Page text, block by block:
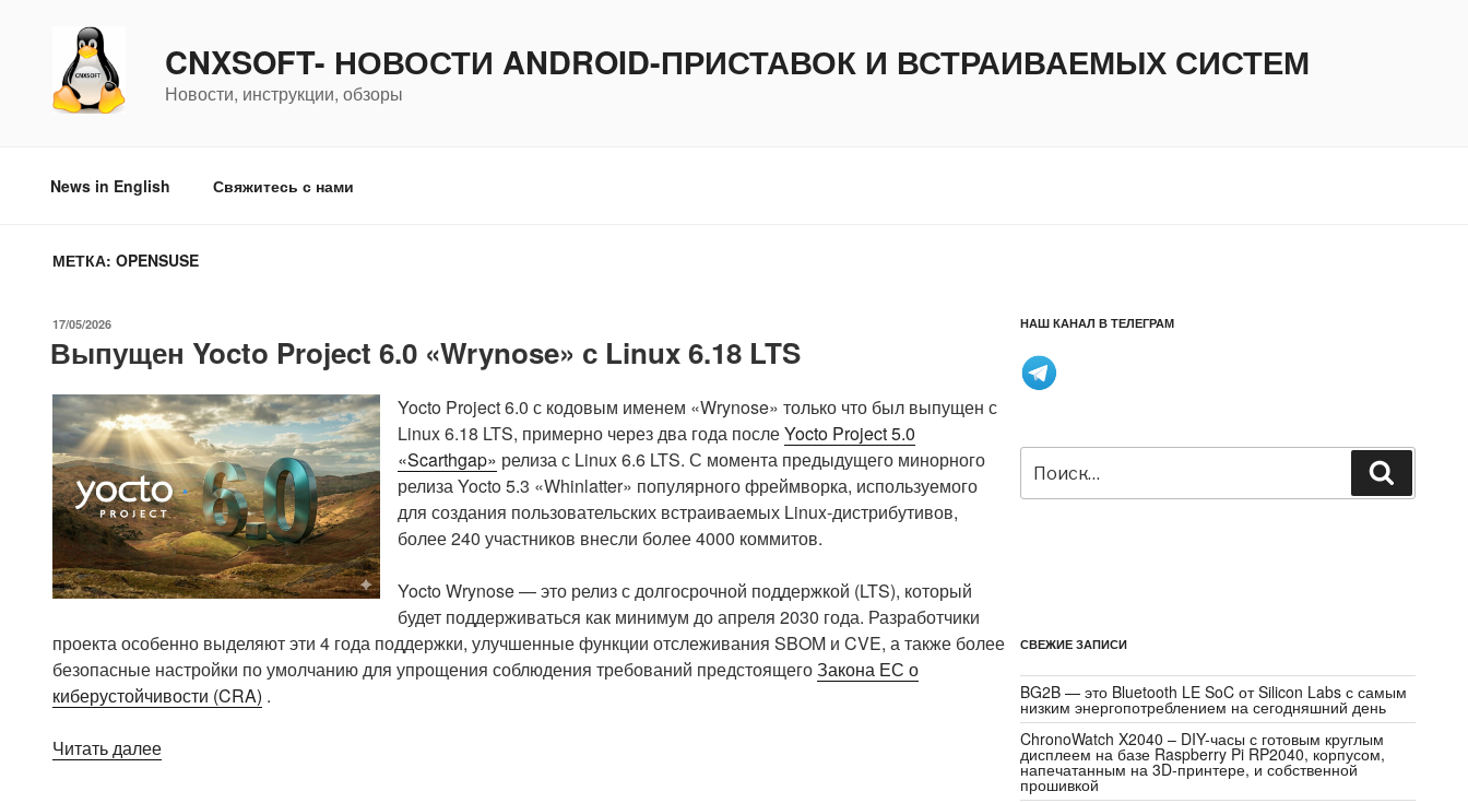
содержимому
CNXSOFT- НОВОСТИ ANDROID-ПРИСТАВОК И ВСТРАИВАЕМЫХ СИСТЕМ
Новости, инструкции, обзоры
News in English Свяжитесь с нами
МЕТКА: OPENSUSE
ОПУБЛИКОВАНО
17/05/2026
Выпущен Yocto Project 6.0 «Wrynose» с Linux 6.18 LTS
Yocto Project 6.0 с кодовым именем «Wrynose» только что был выпущен с
Linux 6.18 LTS, примерно через два года послеYocto Project 5.0
«Scarthgap» релиза с Linux 6.6 LTS. С момента предыдущего минорного
релиза Yocto 5.3 «Whinlatter» популярного фреймворка, используемого
для создания пользовательских встраиваемых Linux-дистрибутивов,
более 240 участников внесли более 4000 коммитов.
Yocto Wrynose — это релиз с долгосрочной поддержкой (LTS), который
будет поддерживаться как минимум до апреля 2030 года. Разработчики
проекта особенно выделяют эти 4 года поддержки, улучшенные функции отслеживания SBOM и CVE, а также более
безопасные настройки по умолчанию для упрощения соблюдения требований предстоящегоЗакона ЕС о
киберустойчивости (CRA) .
Читать далее«Выпущен
НАШ КАНАЛ В ТЕЛЕГРАМ
Искать:
СВЕЖИЕ ЗАПИСИ
BG2B — это Bluetooth LE SoC от Silicon Labs с самым
низким энергопотреблением на сегодняшний день
ChronoWatch X2040 – DIY-часы с готовым круглым
дисплеем на базе Raspberry Pi RP2040, корпусом,
напечатанным на 3D-принтере, и собственной
прошивкой